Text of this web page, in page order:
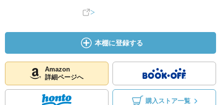
本棚に登録する
Amazon
詳細ページへ
購入ストア一覧